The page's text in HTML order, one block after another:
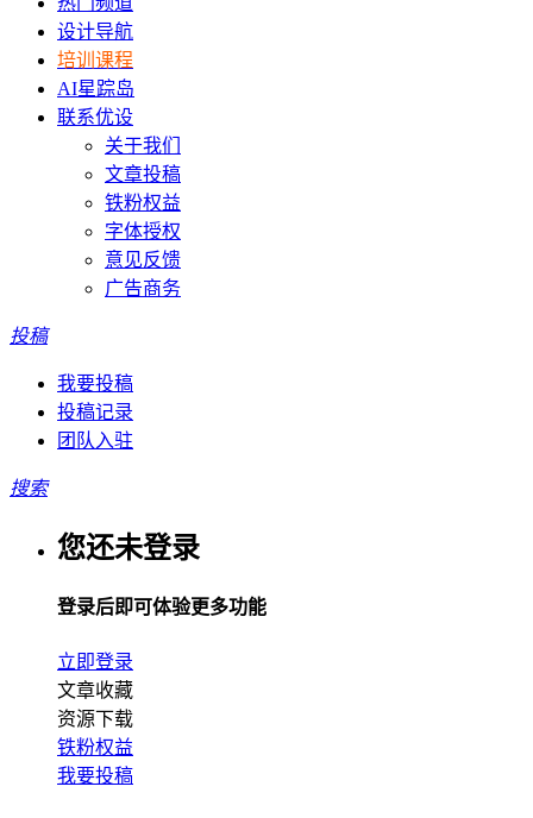
设计导航
培训课程
AI星踪岛
联系优设
关于我们
文章投稿
铁粉权益
字体授权
意见反馈
广告商务
投稿
我要投稿
投稿记录
团队入驻
搜索
您还未登录
登录后即可体验更多功能
立即登录
文章收藏
资源下载
铁粉权益
我要投稿